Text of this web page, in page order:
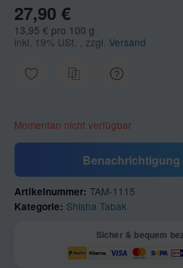
27,90 €
13,95 € pro 100 g
inkl. 19% USt. , zzgl. Versand
Momentan nicht verfügbar
Artikelnummer: TAM-1115
Kategorie: Shisha Tabak
Sicher & bequem